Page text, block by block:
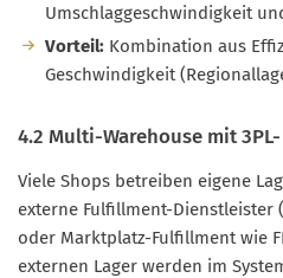
Umschlaggeschwindigkeit
Vorteil: Kombination aus
Geschwindigkeit
4.2 Multi-Warehouse mit
Viele Shops betreiben eigene
externe Fulfillment-Dienstleister
oder Marktplatz-Fulfillment wie
externen Lager werden im